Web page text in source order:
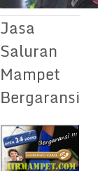
Jasa
Saluran
Mampet
Bergaransi